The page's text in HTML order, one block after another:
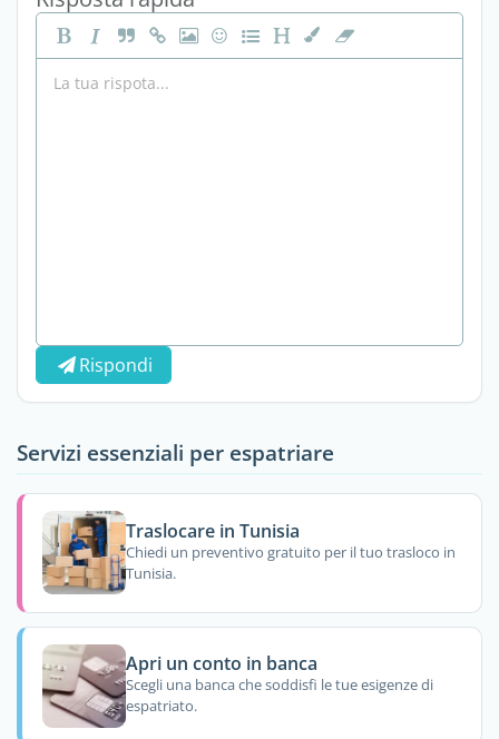
Rispondi
Servizi essenziali per espatriare
Traslocare in Tunisia
Chiedi un preventivo gratuito per il tuo trasloco in
Tunisia.
Apri un conto in banca
Scegli una banca che soddisfi le tue esigenze di
espatriato.